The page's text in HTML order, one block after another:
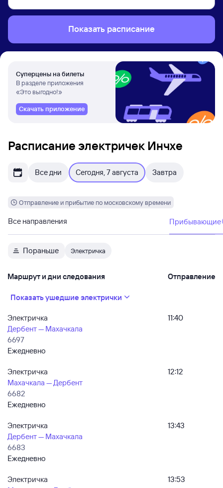
Показать расписание
Суперцены на билеты
В разделе приложения
«Это выгодно!»
Скачать приложение
Расписание электричек Инчхе
Все дни Сегодня, 7 августа Завтра
Отправление и прибытие по московскому времени
Все направления Прибывающие
Пораньше Электричка
Маршрут и дни следования Отправление
Показать ушедшие электрички
Электричка
Дербент — Махачкала
6697
Ежедневно
11:40
Электричка
Махачкала — Дербент
6682
Ежедневно
12:12
Электричка
Дербент — Махачкала
6683
Ежедневно
13:43
Электричка
13:53